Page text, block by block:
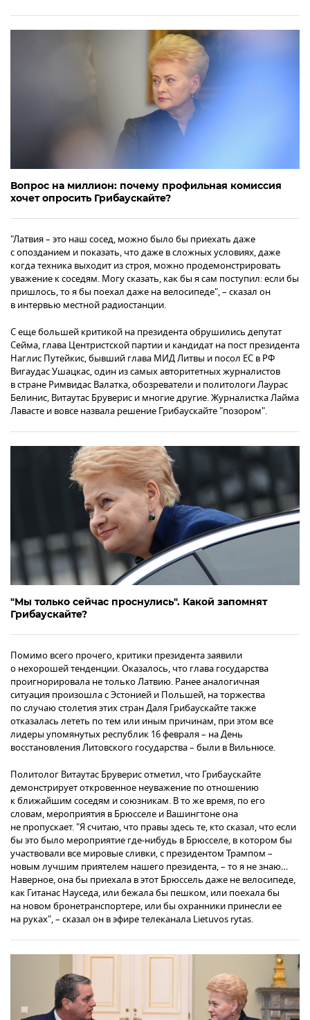
Вопрос на миллион: почему профильная комиссия
хочет опросить Грибаускайте?
"Латвия – это наш сосед, можно было бы приехать даже
с опозданием и показать, что даже в сложных условиях, даже
когда техника выходит из строя, можно продемонстрировать
уважение к соседям. Могу сказать, как бы я сам поступил: если бы
пришлось, то я бы поехал даже на велосипеде", – сказал он
в интервью местной радиостанции.
С еще большей критикой на президента обрушились депутат
Сейма, глава Центристской партии и кандидат на пост президента
Наглис Путейкис, бывший глава МИД Литвы и посол ЕС в РФ
Вигаудас Ушацкас, один из самых авторитетных журналистов
в стране Римвидас Валатка, обозреватели и политологи Лаурас
Белинис, Витаутас Бруверис и многие другие. Журналистка Лайма
Лавасте и вовсе назвала решение Грибаускайте "позором".
"Мы только сейчас проснулись". Какой запомнят
Грибаускайте?
Помимо всего прочего, критики президента заявили
о нехорошей тенденции. Оказалось, что глава государства
проигнорировала не только Латвию. Ранее аналогичная
ситуация произошла с Эстонией и Польшей, на торжества
по случаю столетия этих стран Даля Грибаускайте также
отказалась лететь по тем или иным причинам, при этом все
лидеры упомянутых республик 16 февраля – на День
восстановления Литовского государства – были в Вильнюсе.
Политолог Витаутас Бруверис отметил, что Грибаускайте
демонстрирует откровенное неуважение по отношению
к ближайшим соседям и союзникам. В то же время, по его
словам, мероприятия в Брюсселе и Вашингтоне она
не пропускает. "Я считаю, что правы здесь те, кто сказал, что если
бы это было мероприятие где-нибудь в Брюсселе, в котором бы
участвовали все мировые сливки, с президентом Трампом –
новым лучшим приятелем нашего президента, – то я не знаю…
Наверное, она бы приехала в этот Брюссель даже не велосипеде,
как Гитанас Науседа, или бежала бы пешком, или поехала бы
на новом бронетранспортере, или бы охранники принесли ее
на руках", – сказал он в эфире телеканала Lietuvos rytas.